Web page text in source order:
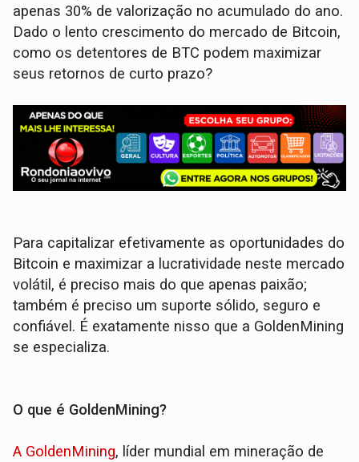
apenas 30% de valorização no acumulado do ano.
Dado o lento crescimento do mercado de Bitcoin,
como os detentores de BTC podem maximizar
seus retornos de curto prazo?
Para capitalizar efetivamente as oportunidades do
Bitcoin e maximizar a lucratividade neste mercado
volátil, é preciso mais do que apenas paixão;
também é preciso um suporte sólido, seguro e
confiável. É exatamente nisso que a GoldenMining
se especializa.
O que é GoldenMining?
A GoldenMining, líder mundial em mineração de